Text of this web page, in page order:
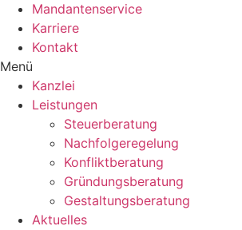
Mandantenservice
Karriere
Kontakt
Menü
Kanzlei
Leistungen
Steuerberatung
Nachfolgeregelung
Konfliktberatung
Gründungsberatung
Gestaltungsberatung
Aktuelles